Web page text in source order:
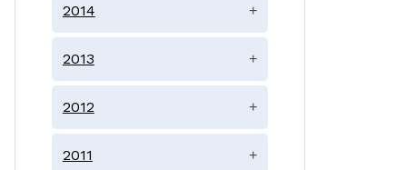
2014 +
2013 +
2012 +
2011 +